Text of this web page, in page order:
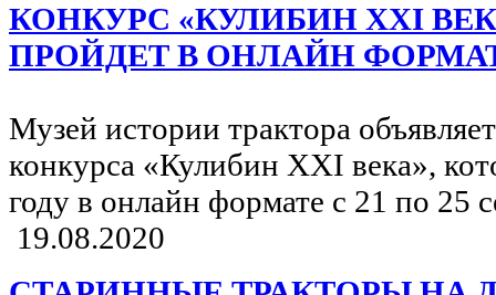
КОНКУРС «КУЛИБИН XXI
ПРОЙДЕТ В ОНЛАЙН
Музей истории трактора
конкурса «Кулибин XXI века»,
году в онлайн формате с 21 по 25
19.08.2020